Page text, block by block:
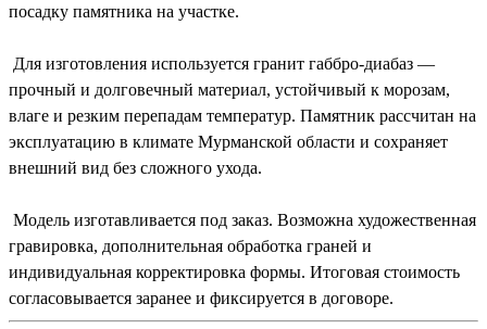
посадку памятника на участке.
Для изготовления используется гранит габбро-диабаз —
прочный и долговечный материал, устойчивый к морозам,
влаге и резким перепадам температур. Памятник рассчитан на
эксплуатацию в климате Мурманской области и сохраняет
внешний вид без сложного ухода.
Модель изготавливается под заказ. Возможна художественная
гравировка, дополнительная обработка граней и
индивидуальная корректировка формы. Итоговая стоимость
согласовывается заранее и фиксируется в договоре.